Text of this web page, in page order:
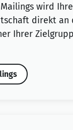
wird Ihre
direkt an
Ihrer